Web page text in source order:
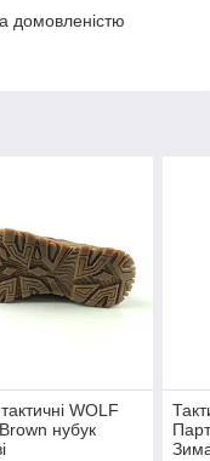
домовленістю
WOLF
нубук